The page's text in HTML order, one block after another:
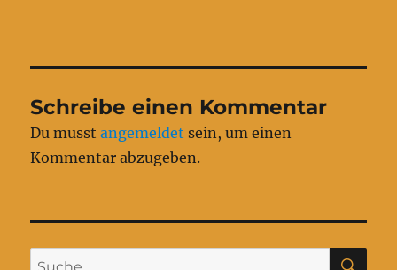
Schreibe einen Kommentar
Du musstangemeldet sein, um einen
Kommentar abzugeben.
Suche